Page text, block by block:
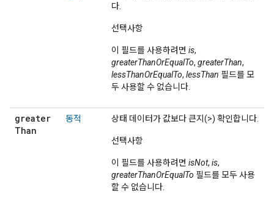
다.
선택사항
이 필드를 사용하려면 is,
greaterThanOrEqualTo, greaterThan,
lessThanOrEqualTo, lessThan 필드를 모
두 사용할 수 없습니다.
greater
Than
동적 상태 데이터가 값보다 큰지(>) 확인합니다.
선택사항
이 필드를 사용하려면 isNot, is,
greaterThanOrEqualTo 필드를 모두 사용
할 수 없습니다.